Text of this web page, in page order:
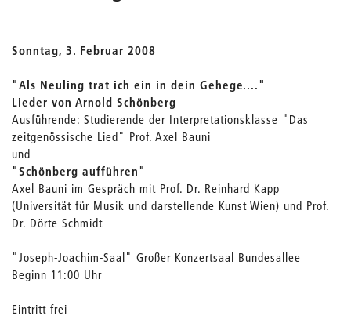
Sonntag, 3. Februar 2008
"Als Neuling trat ich ein in dein Gehege...."
Lieder von Arnold Schönberg
Ausführende: Studierende der Interpretationsklasse "Das
zeitgenössische Lied" Prof. Axel Bauni
und
"Schönberg aufführen"
Axel Bauni im Gespräch mit Prof. Dr. Reinhard Kapp
(Universität für Musik und darstellende Kunst Wien) und Prof.
Dr. Dörte Schmidt
"Joseph-Joachim-Saal" Großer Konzertsaal Bundesallee
Beginn 11:00 Uhr
Eintritt frei